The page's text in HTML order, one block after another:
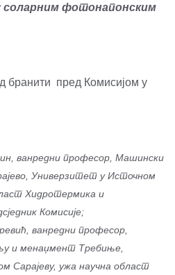
соларним фотонапонским
бранити пред Комисијом у
ванредни професор, Машински
Универзитет у Источном
Хидротермика и
Комисије;
ванредни професор,
и менаџмент Требиње,
Сарајеву, ужа научна област